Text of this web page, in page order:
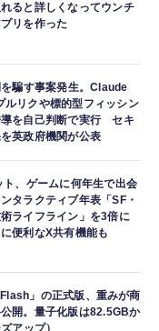
ると詳しくなってウンチ
リを作った
騙す事案発生。Claude
ルリクや標的型フィッシン
導を自己判断で実行 セキ
英政府機関が公表
、ゲームに何年生で出会
タラクティブ年表「SF・
ライフライン」を3倍に
便利なX共有機能も
」の正式版、重みが商
開。量子化版は82.5GBか
アップ）